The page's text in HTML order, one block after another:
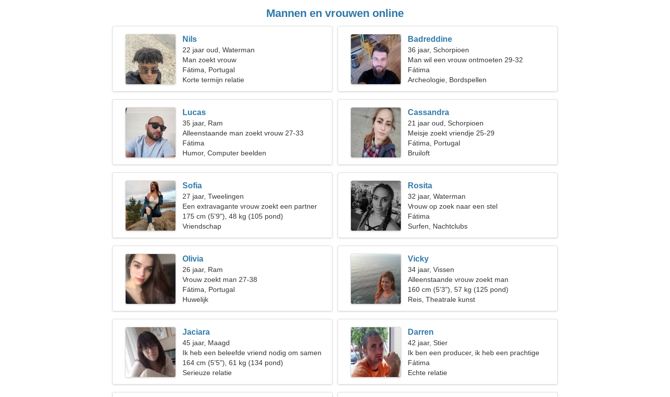
Mannen en vrouwen online
Nils
22 jaar oud, Waterman
Man zoekt vrouw
Fátima, Portugal
Korte termijn relatie
Badreddine
36 jaar, Schorpioen
Man wil een vrouw ontmoeten 29-32
Fátima
Archeologie, Bordspellen
Lucas
35 jaar, Ram
Alleenstaande man zoekt vrouw 27-33
Fátima
Humor, Computer beelden
Cassandra
21 jaar oud, Schorpioen
Meisje zoekt vriendje 25-29
Fátima, Portugal
Bruiloft
Sofia
27 jaar, Tweelingen
Een extravagante vrouw zoekt een partner
175 cm (5'9"), 48 kg (105 pond)
Vriendschap
Rosita
32 jaar, Waterman
Vrouw op zoek naar een stel
Fátima
Surfen, Nachtclubs
Olivia
26 jaar, Ram
Vrouw zoekt man 27-38
Fátima, Portugal
Huwelijk
Vicky
34 jaar, Vissen
Alleenstaande vrouw zoekt man
160 cm (5'3"), 57 kg (125 pond)
Reis, Theatrale kunst
Jaciara
45 jaar, Maagd
Ik heb een beleefde vriend nodig om samen
te wandelen
164 cm (5'5"), 61 kg (134 pond)
Serieuze relatie
Darren
42 jaar, Stier
Ik ben een producer, ik heb een prachtige
vrouw nodig
Fátima
Echte relatie